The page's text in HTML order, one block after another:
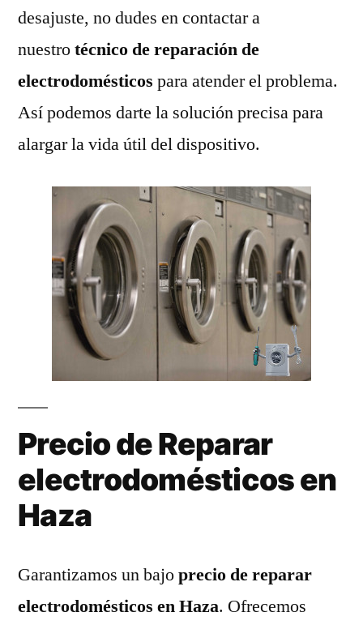
desajuste, no dudes en contactar a
nuestrotécnico de reparación de
electrodomésticos para atender el problema.
Así podemos darte la solución precisa para
alargar la vida útil del dispositivo.
Precio de Reparar
electrodomésticos en
Haza
Garantizamos un bajoprecio de reparar
electrodomésticos en Haza. Ofrecemos